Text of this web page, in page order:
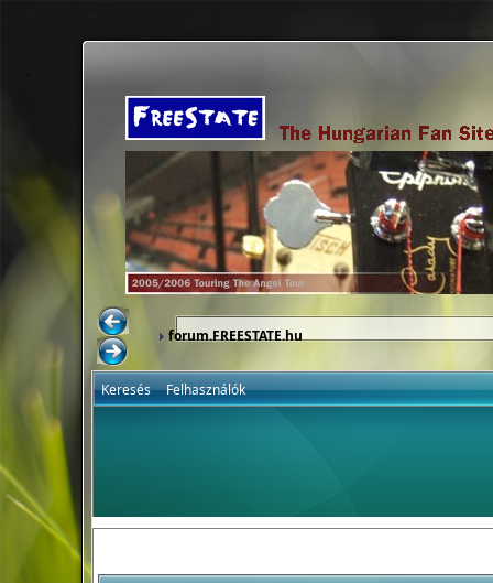
forum.FREESTATE.hu
Keresés Felhasználók